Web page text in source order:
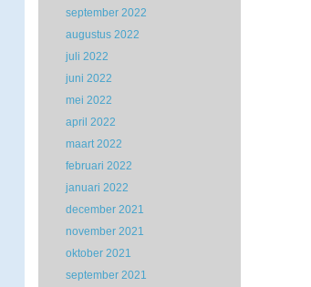
september 2022
augustus 2022
juli 2022
juni 2022
mei 2022
april 2022
maart 2022
februari 2022
januari 2022
december 2021
november 2021
oktober 2021
september 2021